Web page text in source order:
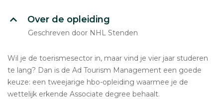
Over de opleiding
Geschreven door NHL Stenden
Wil je de toerismesector in, maar vind je vier jaar studeren
te lang? Dan is de Ad Tourism Management een goede
keuze: een tweejarige hbo-opleiding waarmee je de
wettelijk erkende Associate degree behaalt.